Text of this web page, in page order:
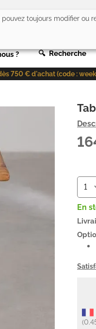
? 🔍 Recherche
750 € d'achat (code :
En
pouvez toujours modifier ou